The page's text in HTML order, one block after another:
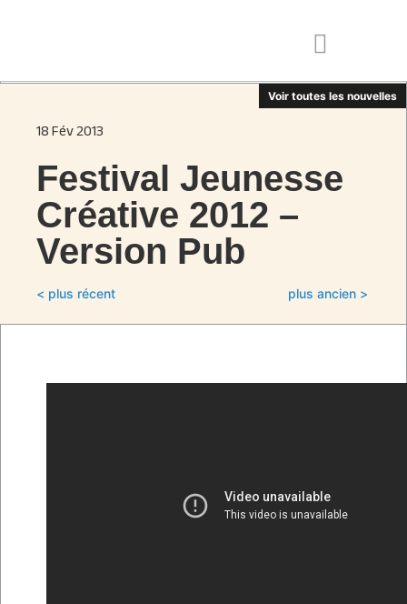
Voir toutes les nouvelles
18 Fév 2013
Festival Jeunesse
Créative 2012 –
Version Pub
< plus récent plus ancien >